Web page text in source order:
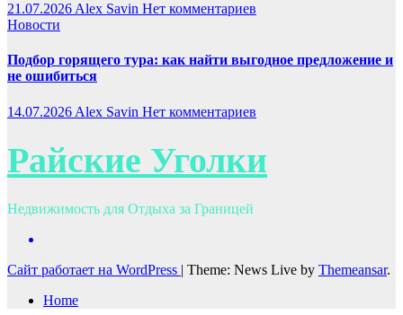
21.07.2026 Alex Savin Нет комментариев
Новости
Подбор горящего тура: как найти выгодное предложение и
не ошибиться
14.07.2026 Alex Savin Нет комментариев
Райские Уголки
Недвижимость для Отдыха за Границей
Сайт работает на WordPress | Theme: News Live by Themeansar.
Home